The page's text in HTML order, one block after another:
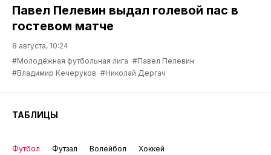
Павел Пелевин выдал голевой пас в
гостевом матче
8 августа, 10:24
#Молодёжная футбольная лига #Павел Пелевин
#Владимир Кечеруков #Николай Дергач
ТАБЛИЦЫ
Футбол Футзал Волейбол Хоккей